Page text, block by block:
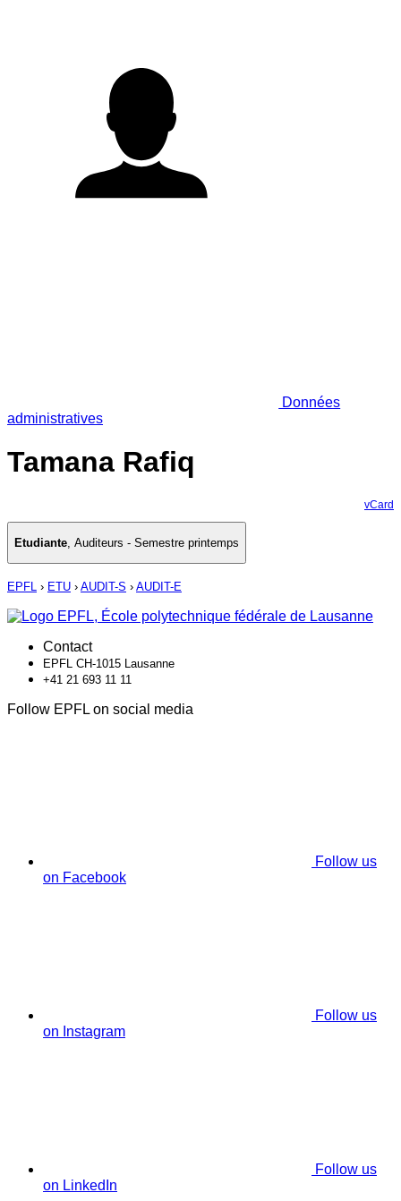
Données
administratives
Tamana Rafiq
vCard
Etudiante, Auditeurs - Semestre printemps
EPFL › ETU › AUDIT-S › AUDIT-E
Contact
EPFL CH-1015 Lausanne
+41 21 693 11 11
Follow EPFL on social media
Follow us
on Facebook
Follow us
on Instagram
Follow us
on LinkedIn